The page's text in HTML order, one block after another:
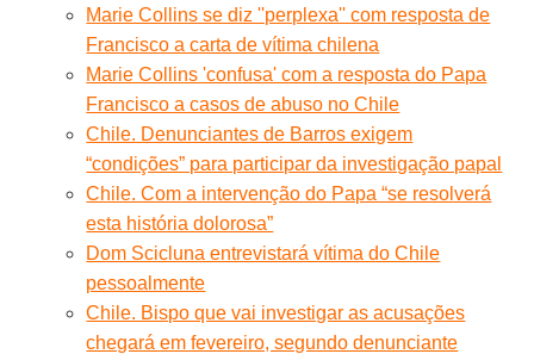
Marie Collins se diz ''perplexa'' com resposta de
Francisco a carta de vítima chilena
Marie Collins 'confusa' com a resposta do Papa
Francisco a casos de abuso no Chile
Chile. Denunciantes de Barros exigem
“condições” para participar da investigação papal
Chile. Com a intervenção do Papa “se resolverá
esta história dolorosa”
Dom Scicluna entrevistará vítima do Chile
pessoalmente
Chile. Bispo que vai investigar as acusações
chegará em fevereiro, segundo denunciante